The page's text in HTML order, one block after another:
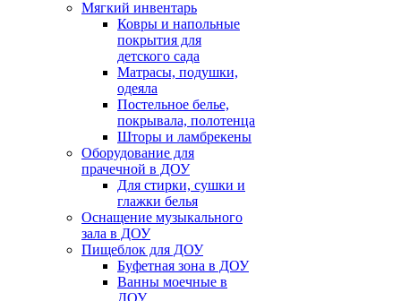
Мягкий инвентарь
Ковры и напольные
покрытия для
детского сада
Матрасы, подушки,
одеяла
Постельное белье,
покрывала, полотенца
Шторы и ламбрекены
Оборудование для
прачечной в ДОУ
Для стирки, сушки и
глажки белья
Оснащение музыкального
зала в ДОУ
Пищеблок для ДОУ
Буфетная зона в ДОУ
Ванны моечные в
ДОУ